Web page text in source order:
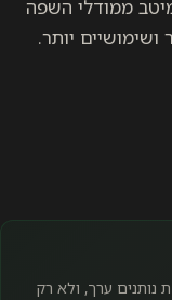
ממודלי השפה
ושימושיים יותר.
נותנים ערך, ולא רק